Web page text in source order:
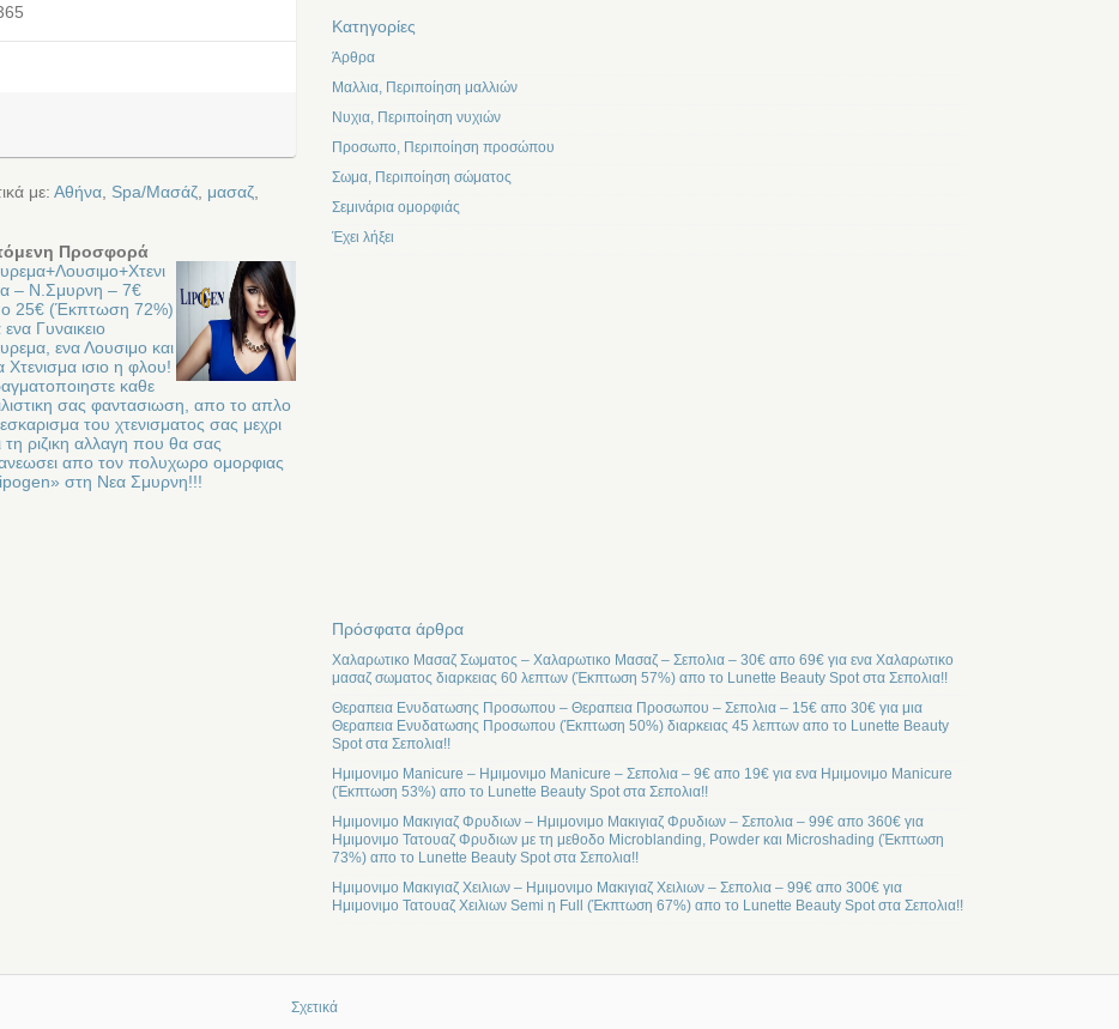
με: Αθήνα, Spa/Μασάζ, μασαζ,
Προσφορά
– Ν.Σμυρνη – 7€
25€ (Έκπτωση 72%)
ενα Γυναικειο
ενα Λουσιμο και
Χτενισμα ισιο η φλου!
καθε
σας φαντασιωση, απο το απλο
του χτενισματος σας μεχρι
τη ριζικη αλλαγη που θα σας
απo τον πολυχωρο ομορφιας
στη Νεα Σμυρνη!!!
Kατηγορίες
Άρθρα
Μαλλια, Περιποίηση μαλλιών
Νυχια, Περιποίηση νυχιών
Προσωπο, Περιποίηση προσώπου
Σωμα, Περιποίηση σώματος
Σεμινάρια ομορφιάς
Έχει λήξει
Πρόσφατα άρθρα
Χαλαρωτικο Μασαζ Σωματος – Χαλαρωτικο Μασαζ – Σεπολια – 30€ απο 69€ για ενα Χαλαρωτικο
μασαζ σωματος διαρκειας 60 λεπτων (Έκπτωση 57%) απο το Lunette Beauty Spot στα Σεπολια!!
Θεραπεια Ενυδατωσης Προσωπου – Θεραπεια Προσωπου – Σεπολια – 15€ απο 30€ για μια
Θεραπεια Ενυδατωσης Προσωπου (Έκπτωση 50%) διαρκειας 45 λεπτων απο το Lunette Beauty
Spot στα Σεπολια!!
Ημιμονιμο Manicure – Ημιμονιμο Manicure – Σεπολια – 9€ απο 19€ για ενα Ημιμονιμο Manicure
(Έκπτωση 53%) απο το Lunette Beauty Spot στα Σεπολια!!
Ημιμονιμο Μακιγιαζ Φρυδιων – Ημιμονιμο Μακιγιαζ Φρυδιων – Σεπολια – 99€ απο 360€ για
Ημιμονιμο Τατουαζ Φρυδιων με τη μεθοδο Microblanding, Powder και Microshading (Έκπτωση
73%) απο το Lunette Beauty Spot στα Σεπολια!!
Ημιμονιμο Μακιγιαζ Χειλιων – Ημιμονιμο Μακιγιαζ Χειλιων – Σεπολια – 99€ απο 300€ για
Ημιμονιμο Τατουαζ Χειλιων Semi η Full (Έκπτωση 67%) απο το Lunette Beauty Spot στα Σεπολια!!
Σχετικά